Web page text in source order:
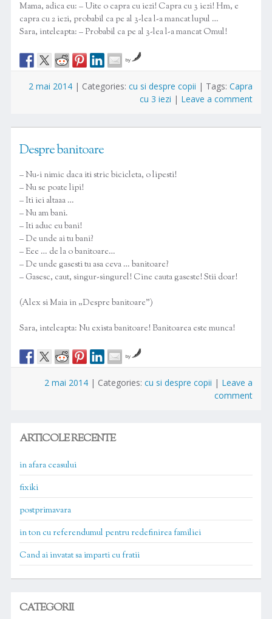
Mama, adica eu: – Uite o capra cu iezi! Capra cu 3 iezi! Hm, e
capra cu 2 iezi, probabil ca pe al 3-lea l-a mancat lupul …
Sara, inteleapta: – Probabil ca pe al 3-lea l-a mancat Omul!
by
2 mai 2014 | Categories:cu si despre copii | Tags:Capra
cu 3 iezi | Leave a comment
Despre banitoare
– Nu-i nimic daca iti stric bicicleta, o lipesti!
– Nu se poate lipi!
– Iti iei altaaa …
– Nu am bani.
– Iti aduc eu bani!
– De unde ai tu bani?
– Eee … de la o banitoare…
– De unde gasesti tu asa ceva … banitoare?
– Gasesc, caut, singur-singurel! Cine cauta gaseste! Stii doar!
(Alex si Maia in „Despre banitoare”)
Sara, inteleapta: Nu exista banitoare! Banitoarea este munca!
by
2 mai 2014 | Categories:cu si despre copii | Leave a
comment
ARTICOLE RECENTE
in afara ceasului
fixiki
postprimavara
in ton cu referendumul pentru redefinirea familiei
Cand ai invatat sa imparti cu fratii
CATEGORII